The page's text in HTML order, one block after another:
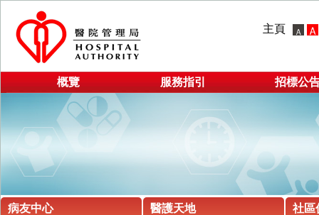
主頁
概覽 服務指引 招標公
病友中心 醫護天地 社區